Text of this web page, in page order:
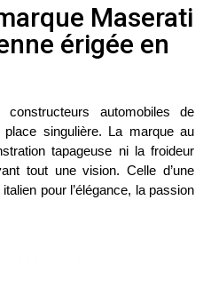
Maserati
érigée en
automobiles de
singulière. La marque au
tapageuse ni la froideur
tout une vision. Celle d’une
pour l’élégance, la passion